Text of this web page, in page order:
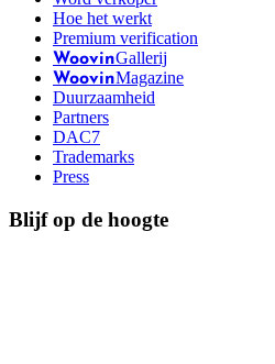
Hoe het werkt
Premium verification
WoovinGallerij
WoovinMagazine
Duurzaamheid
Partners
DAC7
Trademarks
Press
Blijf op de hoogte